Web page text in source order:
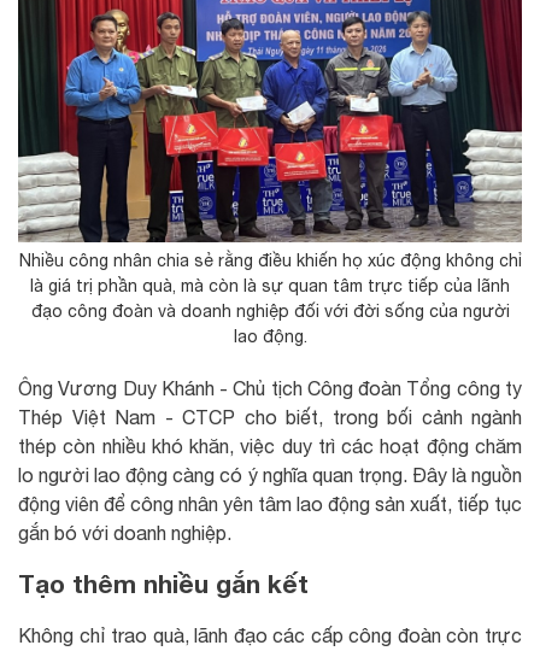
Nhiều công nhân chia sẻ rằng điều khiến họ xúc động không chỉ
là giá trị phần quà, mà còn là sự quan tâm trực tiếp của lãnh
đạo công đoàn và doanh nghiệp đối với đời sống của người
lao động.
Ông Vương Duy Khánh - Chủ tịch Công đoàn Tổng công ty
Thép Việt Nam - CTCP cho biết, trong bối cảnh ngành
thép còn nhiều khó khăn, việc duy trì các hoạt động chăm
lo người lao động càng có ý nghĩa quan trọng. Đây là nguồn
động viên để công nhân yên tâm lao động sản xuất, tiếp tục
gắn bó với doanh nghiệp.
Tạo thêm nhiều gắn kết
Không chỉ trao quà, lãnh đạo các cấp công đoàn còn trực